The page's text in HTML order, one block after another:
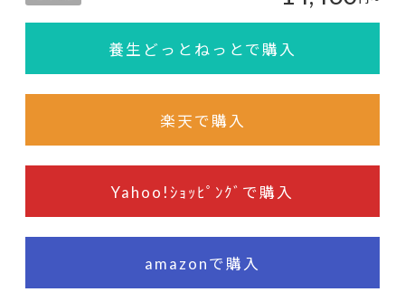
養生どっとねっとで購入
楽天で購入
Yahoo!ｼｮｯﾋﾟﾝｸﾞで購入
amazonで購入